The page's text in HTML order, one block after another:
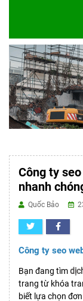
Công ty
nhanh
Quốc Bảo
Công ty seo
Bạn đang tìm
trang từ khóa
biết lựa chọn